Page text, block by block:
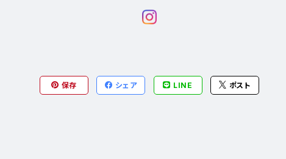
保存 シェア LINE ポスト